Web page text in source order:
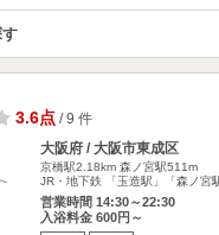
3.6点/ 9 件
大阪府 / 大阪市東成区
京橋駅2.18km 森ノ宮駅511m
JR・地下鉄 「玉造駅」「森ノ宮
営業時間 14:30～22:30
入浴料金 600円～